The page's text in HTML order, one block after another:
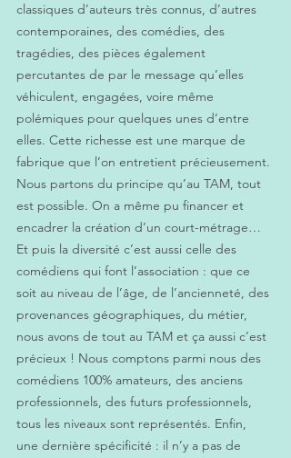
classiques d’auteurs très connus, d’autres
contemporaines, des comédies, des
tragédies, des pièces également
percutantes de par le message qu’elles
véhiculent, engagées, voire même
polémiques pour quelques unes d’entre
elles. Cette richesse est une marque de
fabrique que l’on entretient précieusement.
Nous partons du principe qu’au TAM, tout
est possible. On a même pu financer et
encadrer la création d’un court-métrage…
Et puis la diversité c’est aussi celle des
comédiens qui font l’association : que ce
soit au niveau de l’âge, de l’ancienneté, des
provenances géographiques, du métier,
nous avons de tout au TAM et ça aussi c’est
précieux ! Nous comptons parmi nous des
comédiens 100% amateurs, des anciens
professionnels, des futurs professionnels,
tous les niveaux sont représentés. Enfin,
une dernière spécificité : il n’y a pas de